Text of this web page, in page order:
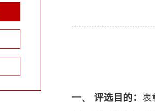
一、 评选目的： 表